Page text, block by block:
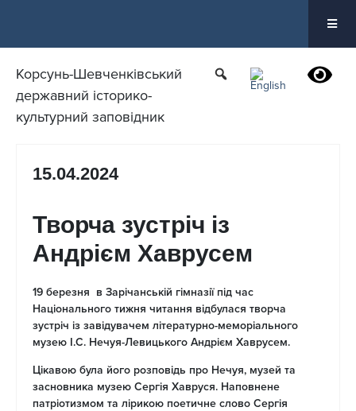
Корсунь-Шевченківський
державний історико-
культурний заповідник
15.04.2024
Творча зустріч із
Андрієм Хаврусем
19 березня в Зарічанській гімназії під час
Національного тижня читання відбулася творча
зустріч із завідувачем літературно-меморіального
музею І.С. Нечуя-Левицького Андрієм Хаврусем.
Цікавою була його розповідь про Нечуя, музей та
засновника музею Сергія Хавруся. Наповнене
патріотизмом та лірикою поетичне слово Сергія